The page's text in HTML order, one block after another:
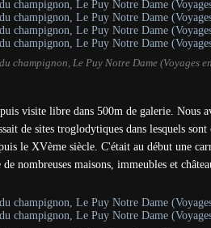
champignon, Le Puy Notre Dame (Voyages
visite libre dans 500m de galerie. Nous
de sites troglodytiques dans lesquels
le XVème siècle. C'était au début une
nombreuses maisons, immeubles et